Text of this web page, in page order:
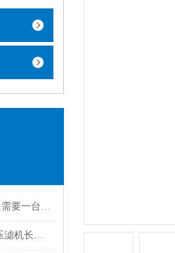
污泥含水率80%降到60%，只需要一台高压带式压滤机
日常简单维护，就能让带式压滤机长期稳定运行